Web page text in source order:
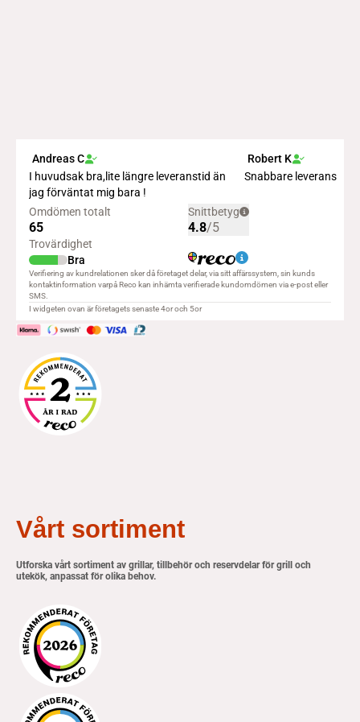
Vårt sortiment
Utforska vårt sortiment av grillar, tillbehör och reservdelar för grill och
utekök, anpassat för olika behov.